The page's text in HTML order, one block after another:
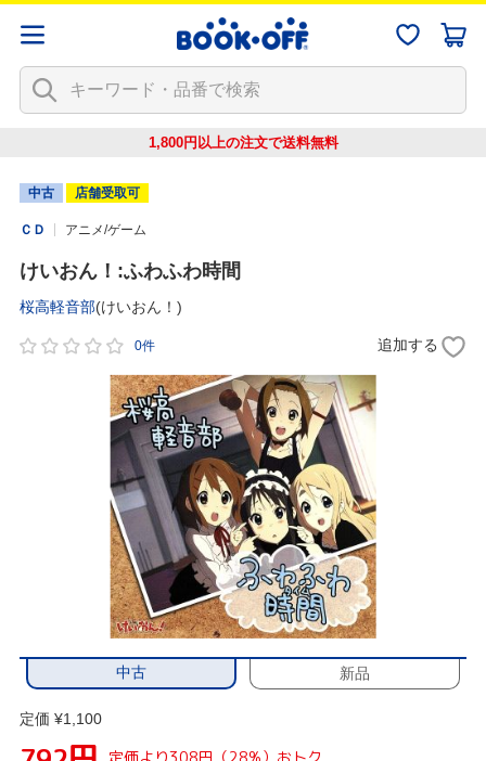
1,800円以上の注文で送料無料
中古 店舗受取可
ＣＤ アニメ/ゲーム
けいおん！:ふわふわ時間
桜高軽音部(けいおん！)
0件 追加する
中古 新品
定価 ¥1,100